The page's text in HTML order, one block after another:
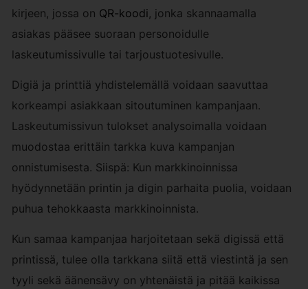
kirjeen, jossa on QR-koodi, jonka skannaamalla
asiakas pääsee suoraan personoidulle
laskeutumissivulle tai tarjoustuotesivulle.
Digiä ja printtiä yhdistelemällä voidaan saavuttaa
korkeampi asiakkaan sitoutuminen kampanjaan.
Laskeutumissivun tulokset analysoimalla voidaan
muodostaa erittäin tarkka kuva kampanjan
onnistumisesta. Siispä: Kun markkinoinnissa
hyödynnetään printin ja digin parhaita puolia, voidaan
puhua tehokkaasta markkinoinnista.
Kun samaa kampanjaa harjoitetaan sekä digissä että
printissä, tulee olla tarkkana siitä että viestintä ja sen
tyyli sekä äänensävy on yhtenäistä ja pitää kaikissa